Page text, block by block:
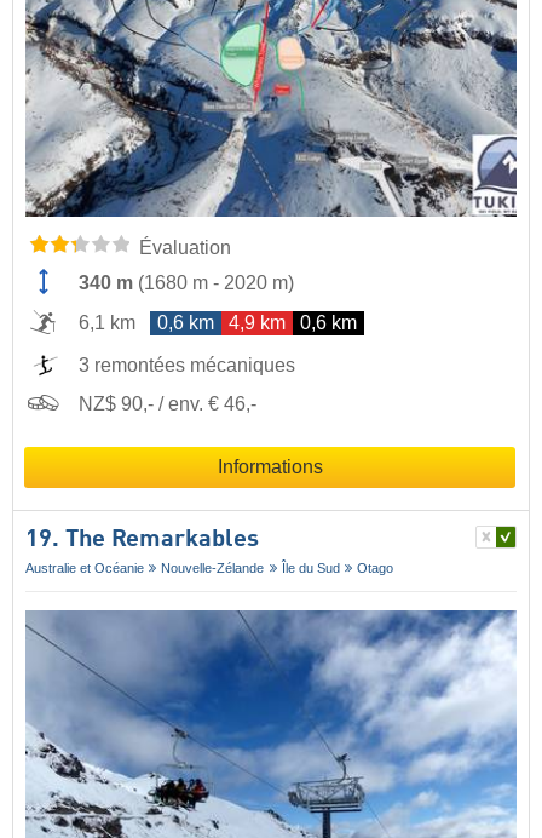
Évaluation
340 m (1680 m - 2020 m)
6,1 km
0,6 km 4,9 km 0,6 km
3 remontées mécaniques
NZ$ 90,- / env. € 46,-
Informations
19. The Remarkables
Australie et Océanie Nouvelle-Zélande Île du Sud Otago